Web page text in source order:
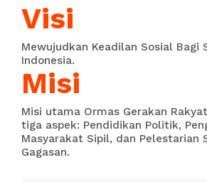
Visi
Mewujudkan Keadilan Sosial Bagi
Indonesia.
Misi
Misi utama Ormas Gerakan
tiga aspek: Pendidikan Politik,
Masyarakat Sipil, dan Pelestarian
Gagasan.